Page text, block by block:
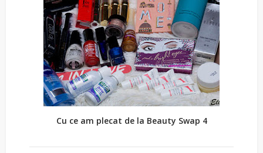
Cu ce am plecat de la Beauty Swap 4